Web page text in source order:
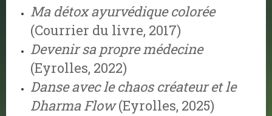
Ma détox ayurvédique colorée
(Courrier du livre, 2017)
Devenir sa propre médecine
(Eyrolles, 2022)
Danse avec le chaos créateur et le
Dharma Flow(Eyrolles, 2025)